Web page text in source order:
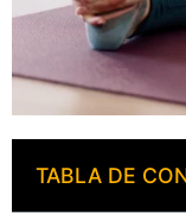
TABLA DE